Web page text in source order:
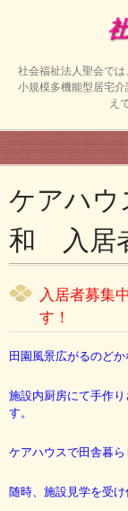
社会福祉法人聖会では
小規模多機能型居宅
え
ケアハ
和 入居
入居者募集
す！
田園風景広がるのど
施設内厨房にて手作
す。
ケアハウスで田舎暮
随時、施設見学を受